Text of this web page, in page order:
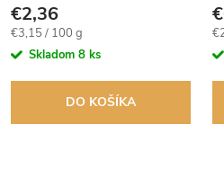
€2,36
Jednotková
cena:
€3,15 / 100 g
Skladom 8 ks
DO KOŠÍKA